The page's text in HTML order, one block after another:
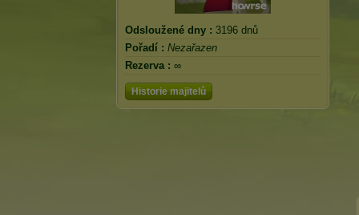
Odsloužené dny : 3196 dnů
Pořadí : Nezařazen
Rezerva : ∞
Historie majitelů